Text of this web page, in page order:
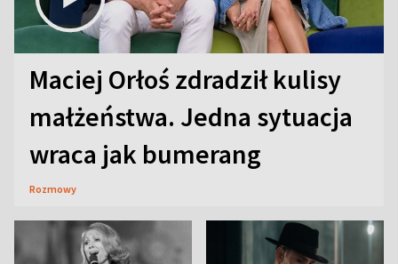
Maciej Orłoś zdradził kulisy
małżeństwa. Jedna sytuacja
wraca jak bumerang
Rozmowy